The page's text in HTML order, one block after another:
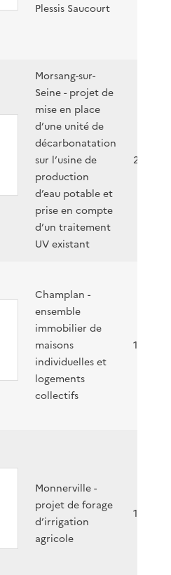
Plessis Saucourt
Morsang-sur-
Seine - projet de
mise en place
d’une unité de
décarbonatation
sur l’usine de
production
d’eau potable et
prise en compte
d’un traitement
UV existant
24/07/
Champlan -
ensemble
immobilier de
maisons
individuelles et
logements
collectifs
11/07/
Monnerville -
projet de forage
d’irrigation
agricole
11/06/